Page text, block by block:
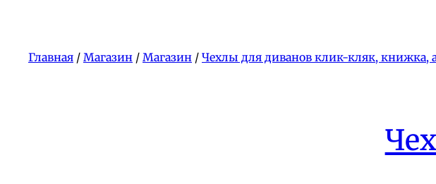
Главная / Магазин / Магазин / Чехлы для диванов клик-кляк, книжка,